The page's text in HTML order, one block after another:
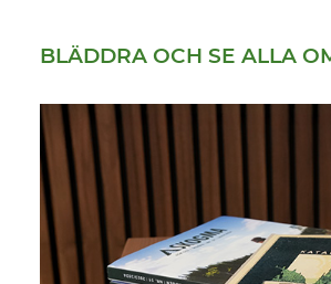
BLÄDDRA OCH SE ALLA